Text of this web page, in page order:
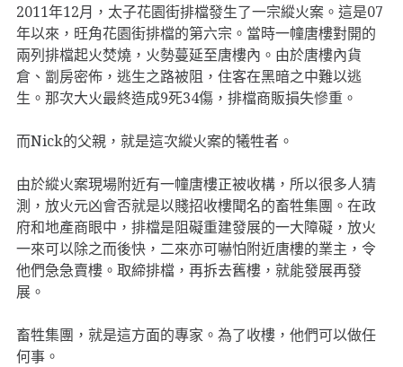
2011年12月，太子花園街排檔發生了一宗縱火案。這是07
年以來，旺角花園街排檔的第六宗。當時一幢唐樓對開的
兩列排檔起火焚燒，火勢蔓延至唐樓內。由於唐樓內貨
倉、劏房密佈，逃生之路被阻，住客在黑暗之中難以逃
生。那次大火最終造成9死34傷，排檔商販損失慘重。
而Nick的父親，就是這次縱火案的犧牲者。
由於縱火案現場附近有一幢唐樓正被收構，所以很多人猜
測，放火元凶會否就是以賤招收樓聞名的畜牲集團。在政
府和地產商眼中，排檔是阻礙重建發展的一大障礙，放火
一來可以除之而後快，二來亦可嚇怕附近唐樓的業主，令
他們急急賣樓。取締排檔，再拆去舊樓，就能發展再發
展。
畜牲集團，就是這方面的專家。為了收樓，他們可以做任
何事。